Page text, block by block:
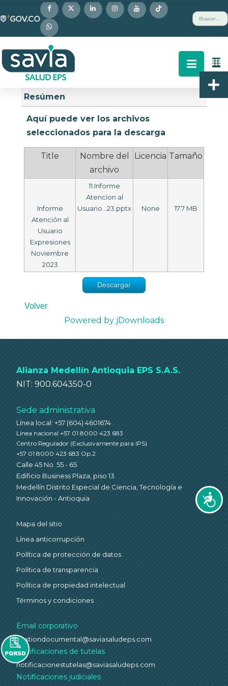
este
sitio
web
incluye
un
sistema
accesibilidad.
Buscar
Descripción
Resúmen
Aquí puede ver los archivos
seleccionados para la descarga
Title
Nombre del
archivo
Licencia Tamaño
Informe
Atención al
Usuario
Expresiones
Noviembre
2023
11.Informe
Atencion al
Usuario...23.pptx
None 17.7 MB
Descargar
Volver
Powered by jDownloads
Alianza Medellín Antioquia EPS S.A.S.
NIT: 900.604350-0
Sede administrativa
Línea local: +57 (604) 4601674
Línea nacional +57 01 8000 423 683
Centro Regulador (Exclusivamente para IPS)
+57 01 8000 423 683 Op.2
Calle 45 No. 55 - 65
Edificio Business Plaza, piso 13
Medellín Distrito Especial de Ciencia, Tecnología e
Innovación - Antioquia
Mapa del sitio
Línea anticorrupción
Política de protección de datos
Política de transparencia
Política de propiedad intelectual
Términos y condiciones
Email corporativo
gestiondocumental@saviasaludeps.com
Notificaciones de tutelas
notificacionestutelas@saviasaludeps.com
Notificaciones judiciales